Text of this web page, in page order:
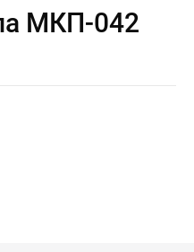
Интерьерные в
и
МКП-042